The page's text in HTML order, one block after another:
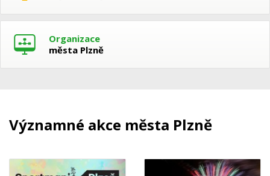
Organizace
města Plzně
Významné akce města Plzně